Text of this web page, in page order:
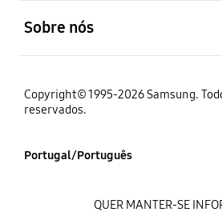
Sobre nós
Copyright© 1995-2026 Samsung.
reservados.
Portugal/Português
QUER MANTER-SE